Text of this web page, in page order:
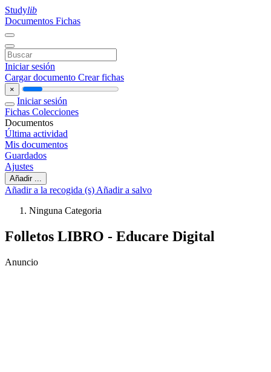
Studylib
Documentos Fichas
Iniciar sesión
Cargar documento Crear fichas
×
Iniciar sesión
Fichas Colecciones
Documentos
Última actividad
Mis documentos
Guardados
Ajustes
Añadir ...
Añadir a la recogida (s) Añadir a salvo
Ninguna Categoria
Folletos LIBRO - Educare Digital
Anuncio